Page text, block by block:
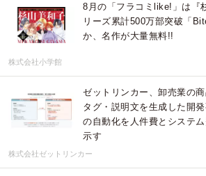
8月の「フラコミlike!」は『
リーズ累計500万部突破「
か、名作が大量無料!!
株式会社小学館
ゼットリンカー、卸売業の
タグ・説明文を生成した開
の自動化を人件費とシステ
示す
株式会社ゼットリンカー